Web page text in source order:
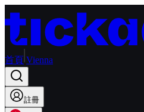
首頁 Vienna
註冊